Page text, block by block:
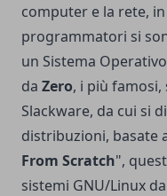
computer e la rete,
programmatori si
un Sistema
da Zero, i più famosi,
Slackware, da cui si
distribuzioni, basate
From Scratch",
sistemi GNU/Linux